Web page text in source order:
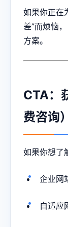
如果你正在
差”而烦恼
方案。
CTA：
费咨询）
如果你想了
企业网
自适应